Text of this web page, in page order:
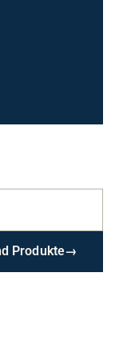
Produkte→